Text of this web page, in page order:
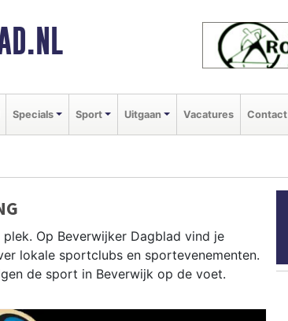
Specials Sport Uitgaan Vacatures Contact
Op Beverwijker Dagblad vind je
lokale sportclubs en sportevenementen.
de sport in Beverwijk op de voet.